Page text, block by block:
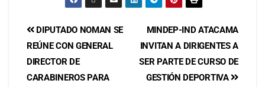
MINDEP-IND ATACAMA
INVITAN A DIRIGENTES A
SER PARTE DE CURSO DE
GESTIÓN DEPORTIVA
DIPUTADO NOMAN SE
REÚNE CON GENERAL
DIRECTOR DE
CARABINEROS PARA